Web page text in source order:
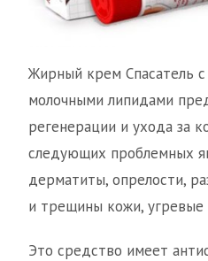
Жирный крем Спасатель
молочными липидами
регенерации и ухода за
следующих проблемных
дерматиты, опрелости,
и трещины кожи,
Это средство имеет